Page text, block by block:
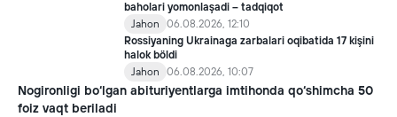
baholari yomonlaşadi – tadqiqot
Jahon
06.08.2026, 12:10
Rossiyaning Ukrainaga zarbalari oqibatida 17 kişini
halok böldi
Jahon
06.08.2026, 10:07
Nogironligi bo‘lgan abituriyentlarga imtihonda qo‘shimcha 50
foiz vaqt beriladi